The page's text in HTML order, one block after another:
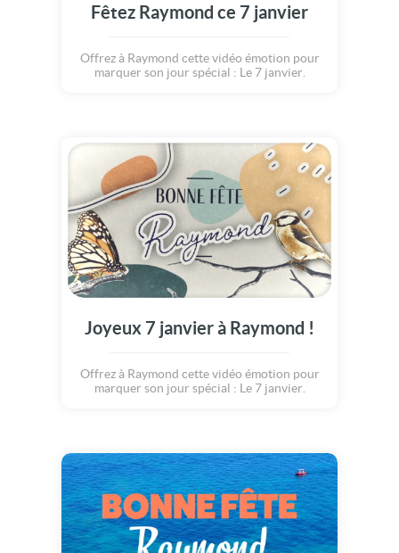
Fêtez Raymond ce 7 janvier
Offrez à Raymond cette vidéo émotion pour
marquer son jour spécial : Le 7 janvier.
Joyeux 7 janvier à Raymond !
Offrez à Raymond cette vidéo émotion pour
marquer son jour spécial : Le 7 janvier.